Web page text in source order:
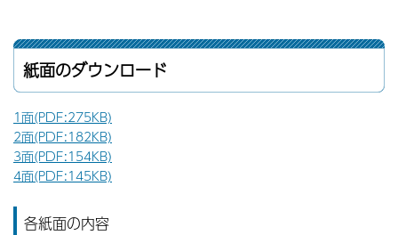
紙面のダウンロード
1面(PDF:275KB)
2面(PDF:182KB)
3面(PDF:154KB)
4面(PDF:145KB)
各紙面の内容